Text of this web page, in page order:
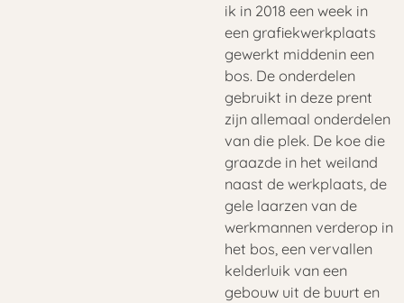
ik in 2018 een week in
een grafiekwerkplaats
gewerkt middenin een
bos. De onderdelen
gebruikt in deze prent
zijn allemaal onderdelen
van die plek. De koe die
graazde in het weiland
naast de werkplaats, de
gele laarzen van de
werkmannen verderop in
het bos, een vervallen
kelderluik van een
gebouw uit de buurt en